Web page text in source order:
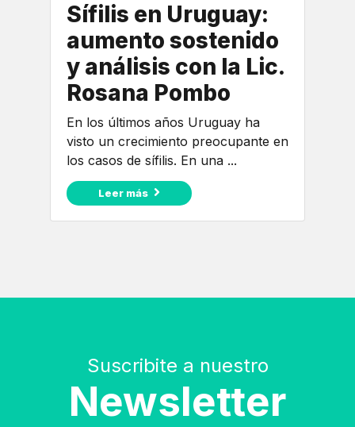
Sífilis en Uruguay:
aumento sostenido
y análisis con la Lic.
Rosana Pombo
En los últimos años Uruguay ha
visto un crecimiento preocupante en
los casos de sífilis. En una ...
Leer más
Suscribite a nuestro
Newsletter